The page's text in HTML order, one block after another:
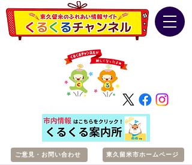
ご意見・お問い合わせ 東久留米市ホームページ